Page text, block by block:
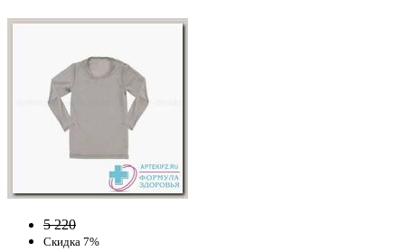
5 220
Скидка 7%